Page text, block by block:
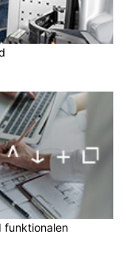
funktionalen